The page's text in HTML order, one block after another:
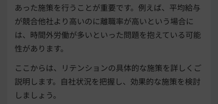
あった施策を行うことが重要です。例えば、平均給与
が競合他社より高いのに離職率が高いという場合に
は、時間外労働が多いといった問題を抱えている可能
性があります。
ここからは、リテンションの具体的な施策を詳しくご
説明します。自社状況を把握し、効果的な施策を検討
しましょう。